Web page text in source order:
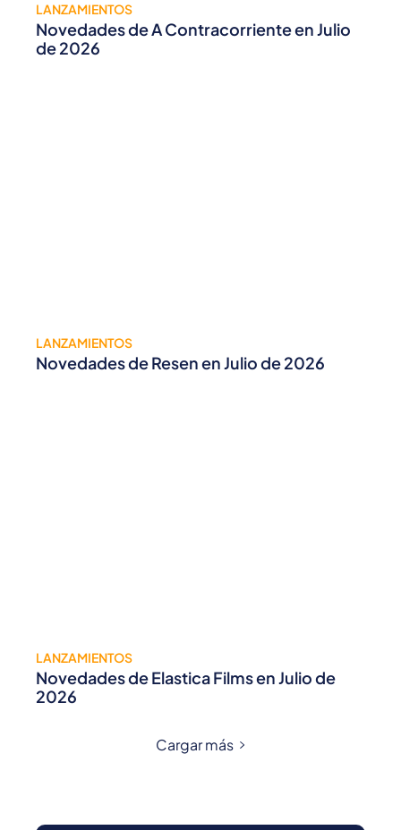
LANZAMIENTOS
Novedades de A Contracorriente en Julio
de 2026
LANZAMIENTOS
Novedades de Resen en Julio de 2026
LANZAMIENTOS
Novedades de Elastica Films en Julio de
2026
Cargar más